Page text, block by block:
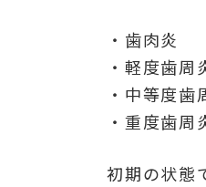
・歯肉炎
・軽度歯周
・中等度歯
・重度歯周
初期の状態